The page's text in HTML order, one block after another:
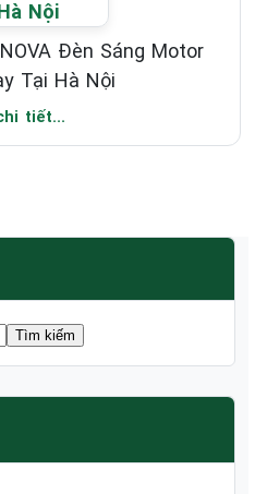
Đèn Sáng Motor
Tại Hà Nội
tiết...